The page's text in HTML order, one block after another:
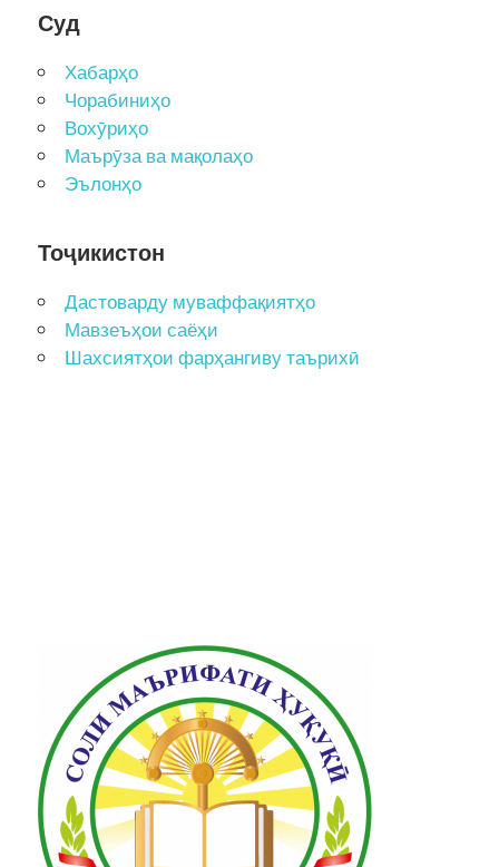
Суд
Хабарҳо
Чорабиниҳо
Вохӯриҳо
Маърӯза ва мақолаҳо
Эълонҳо
Тоҷикистон
Дастоварду муваффақиятҳо
Мавзеъҳои саёҳи
Шахсиятҳои фарҳангиву таърихӣ